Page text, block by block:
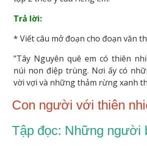
Trả lời:
* Viết câu mở đoạn cho đoạn văn
"Tây Nguyên quê em có thiên
núi non điệp trùng. Nơi ấy có
vời vợi và những thảm rừng xanh
Con người với thiên
Tập đọc: Những người